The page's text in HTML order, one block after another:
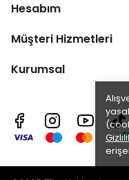
Hesabım
Müşteri Hizmetleri
Kurumsal